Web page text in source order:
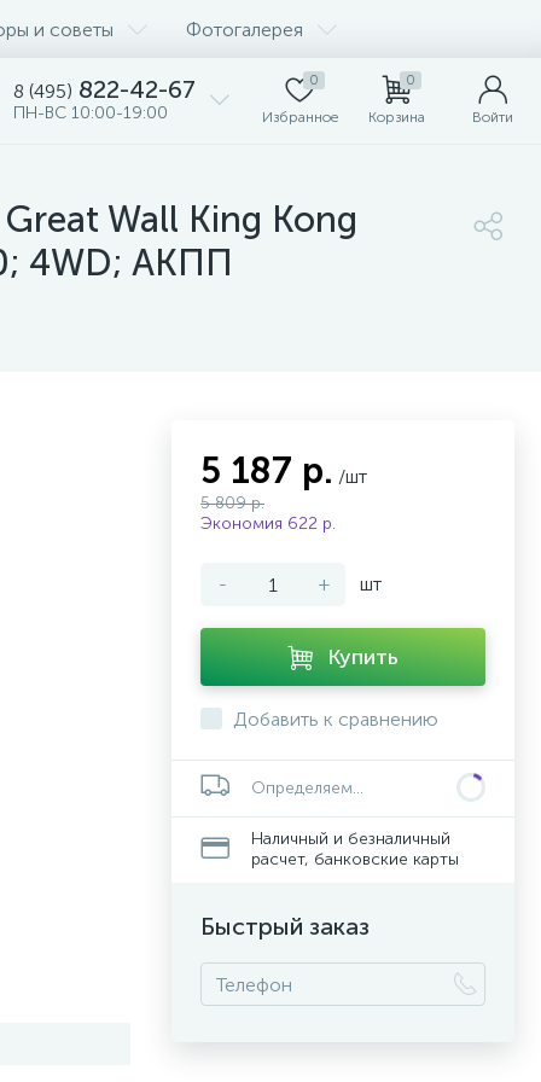
и советы Фотогалерея
8 (495) 822-42-67
ПН-ВС 10:00-19:00
0
Избранное
0
Корзина Войти
Wall King Kong
4WD; АКПП
5 187 р. /шт
5 809 р.
Экономия 622 р.
- + шт
Купить
Добавить к сравнению
Определяем...
Наличный и безналичный
расчет, банковские карты
Быстрый заказ